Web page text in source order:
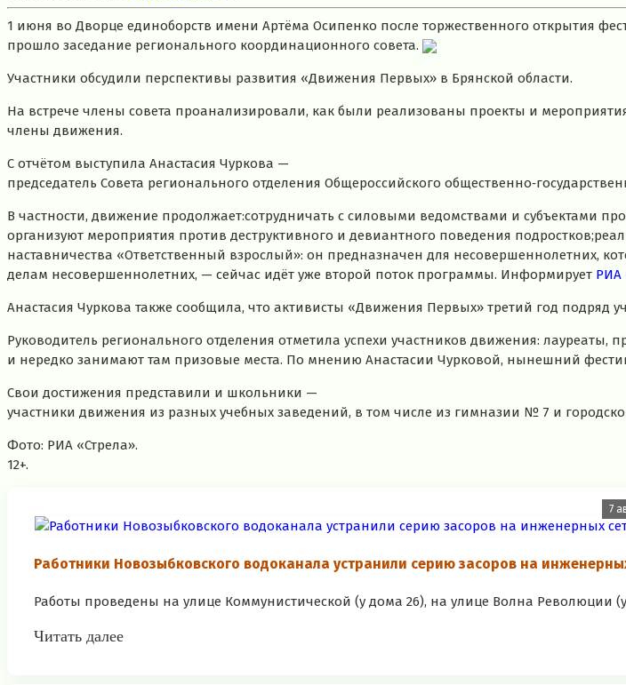
1 июня во Дворце единоборств имени Артёма Осипенко после торжественного открытия
прошло заседание регионального координационного совета.
Участники обсудили перспективы развития «Движения Первых» в Брянской области.
На встрече члены совета проанализировали, как были реализованы проекты и
члены движения.
С отчётом выступила Анастасия Чуркова —
председатель Совета регионального отделения Общероссийского
В частности, движение продолжает:сотрудничать с силовыми ведомствами и субъектами
организуют мероприятия против деструктивного и девиантного поведения
наставничества «Ответственный взрослый»: он предназначен для несовершеннолетних,
делам несовершеннолетних, — сейчас идёт уже второй поток программы. Информирует РИА
Анастасия Чуркова также сообщила, что активисты «Движения Первых» третий год подряд
Руководитель регионального отделения отметила успехи участников движения:
и нередко занимают там призовые места. По мнению Анастасии Чурковой, нынешний
Свои достижения представили и школьники —
участники движения из разных учебных заведений, в том числе из гимназии № 7 и
Фото: РИА «Стрела».
12+.
7
Работники Новозыбковского водоканала устранили серию засоров на
Работы проведены на улице Коммунистической (у дома 26), на улице Волна Революции (у
Читать далее